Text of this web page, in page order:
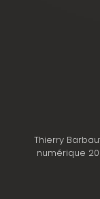
Thierry
numérique